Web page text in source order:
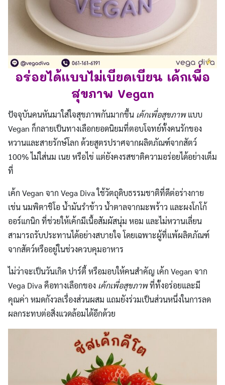
อร่อยได้แบบไม่เบียดเบียน เค้กเพื่อ
สุขภาพ Vegan
ปัจจุบันคนหันมาใส่ใจสุขภาพกันมากขึ้น เค้กเพื่อสุขภาพแบบ
Vegan ก็กลายเป็นทางเลือกยอดนิยมที่ตอบโจทย์ทั้งคนรักของ
หวานและสายรักษ์โลก ด้วยสูตรปราศจากผลิตภัณฑ์จากสัตว์
100% ไม่ใส่นม เนย หรือไข่ แต่ยังคงรสชาติความอร่อยได้อย่างเต็ม
ที่
เค้ก Vegan จาก Vega Diva ใช้วัตถุดิบธรรมชาติที่ดีต่อร่างกาย
เช่น นมพิตาชิโอ น้ำมันรำข้าว น้ำตาลจากมะพร้าว และผงโกโก้
ออร์แกนิก ที่ช่วยให้เค้กมีเนื้อสัมผัสนุ่ม หอม และไม่หวานเลี่ยน
สามารถรับประทานได้อย่างสบายใจ โดยเฉพาะผู้ที่แพ้ผลิตภัณฑ์
จากสัตว์หรืออยู่ในช่วงควบคุมอาหาร
ไม่ว่าจะเป็นวันเกิด ปาร์ตี้ หรือมอบให้คนสำคัญ เค้ก Vegan จาก
Vega Diva คือทางเลือกของ เค้กเพื่อสุขภาพที่ทั้งอร่อยและมี
คุณค่า หมดกังวลเรื่องส่วนผสม แถมยังร่วมเป็นส่วนหนึ่งในการลด
ผลกระทบต่อสิ่งแวดล้อมได้อีกด้วย